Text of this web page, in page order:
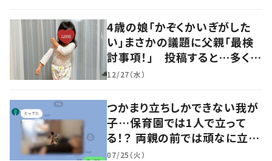
4歳の娘「かぞくかいぎがした
い」まさかの議題に父親「最検
討事項！」 投稿すると…多くの
意見が寄せられる！
12/27（水）
つかまり立ちしかできない我が
子…保育園では1人で立って
る！？ 両親の前では頑なに立た
ない1歳児が可愛すぎる…！
07/25（火）